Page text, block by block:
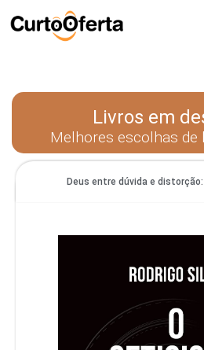
Livros em
Melhores escolhas de
Deus entre dúvida e